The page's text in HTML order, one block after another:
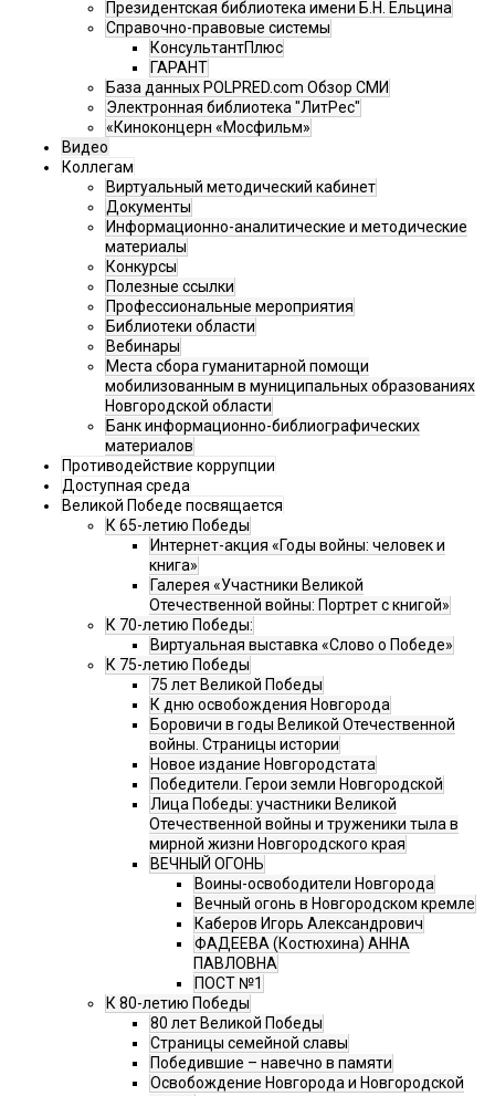
Президентская библиотека имени Б.Н. Ельцина
Справочно-правовые системы
КонсультантПлюс
ГАРАНТ
База данных POLPRED.com Обзор СМИ
Электронная библиотека "ЛитРес"
«Киноконцерн «Мосфильм»
Видео
Коллегам
Виртуальный методический кабинет
Документы
Информационно-аналитические и методические
материалы
Конкурсы
Полезные ссылки
Профессиональные мероприятия
Библиотеки области
Вебинары
Места сбора гуманитарной помощи
мобилизованным в муниципальных образованиях
Новгородской области
Банк информационно-библиографических
материалов
Противодействие коррупции
Доступная среда
Великой Победе посвящается
К 65-летию Победы
Интернет-акция «Годы войны: человек и
книга»
Галерея «Участники Великой
Отечественной войны: Портрет с книгой»
К 70-летию Победы:
Виртуальная выставка «Слово о Победе»
К 75-летию Победы
75 лет Великой Победы
К дню освобождения Новгорода
Боровичи в годы Великой Отечественной
войны. Страницы истории
Новое издание Новгородстата
Победители. Герои земли Новгородской
Лица Победы: участники Великой
Отечественной войны и труженики тыла в
мирной жизни Новгородского края
ВЕЧНЫЙ ОГОНЬ
Воины-освободители Новгорода
Вечный огонь в Новгородском кремле
Каберов Игорь Александрович
ФАДЕЕВА (Костюхина) АННА
ПАВЛОВНА
ПОСТ №1
К 80-летию Победы
80 лет Великой Победы
Страницы семейной славы
Победившие – навечно в памяти
Освобождение Новгорода и Новгородской